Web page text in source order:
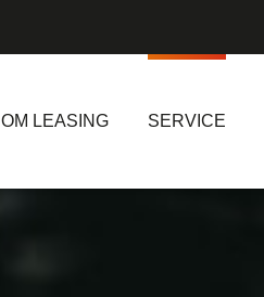
OM LEASING SERVICE